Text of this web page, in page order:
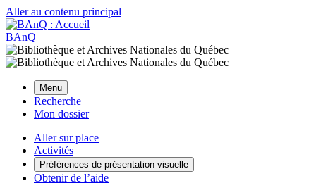
Aller au contenu principal
BAnQ
Menu
Recherche
Mon dossier
Aller sur place
Activités
Préférences de présentation visuelle
Obtenir de l’aide